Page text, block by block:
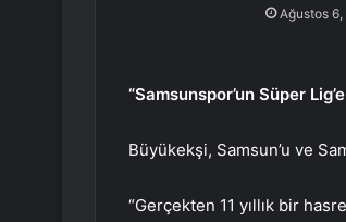
Ağustos
“Samsunspor’un Süper
Büyükekşi, Samsun’u ve
“Gerçekten 11 yıllık bir